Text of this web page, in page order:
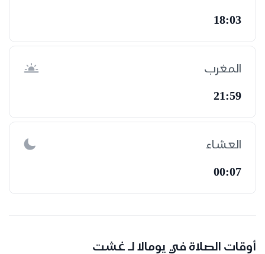
18:03
المغرب
21:59
العشاء
00:07
أوقات الصلاة في يومالا لـ غشت